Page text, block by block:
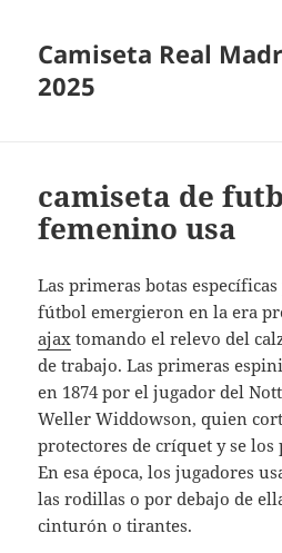
Camiseta Real
2025
camiseta de
femenino usa
Las primeras botas
fútbol emergieron en la era
ajax tomando el relevo del
de trabajo. Las primeras
en 1874 por el jugador del
Weller Widdowson, quien
protectores de críquet y se los
En esa época, los jugadores
las rodillas o por debajo de
cinturón o tirantes.